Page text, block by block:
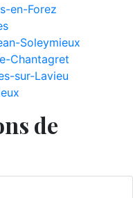
en-Forez
Soleymieux
Chantagret
sur-Lavieu
de